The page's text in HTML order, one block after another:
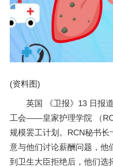
(资料图)
英国 《卫报》13 日报
工会——皇家护理学院 （
规模罢工计划。RCN秘书
意与他们讨论薪酬问题，他
到卫生大臣拒绝后，他们选